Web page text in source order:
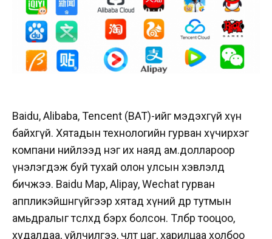
Baidu, Alibaba, Tencent (BAT)-ийг мэдэхгүй хүн
байхгүй. Хятадын технологийн гурван хүчирхэг
компани нийлээд нэг их наяд ам.доллароор
үнэлэгдэж буй тухай олон улсын хэвлэлд
бичжээ. Baidu Map, Alipay, Wechat гурван
aппликэйшнгүйгээр хятад хүний өдөр тутмын
амьдралыг төсөөлөхөд бэрх болсон. Төлбөр тооцоо,
худалдаа, үйлчилгээ, чөлөөт цаг, харилцаа холбоо